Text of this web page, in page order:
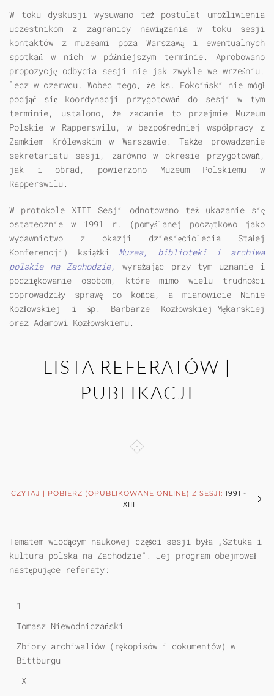
W toku dyskusji wysuwano też postulat umożliwienia
uczestnikom z zagranicy nawiązania w toku sesji
kontaktów z muzeami poza Warszawą i ewentualnych
spotkań w nich w późniejszym terminie. Aprobowano
propozycję odbycia sesji nie jak zwykle we wrześniu,
lecz w czerwcu. Wobec tego, że ks. Fokciński nie mógł
podjąć się koordynacji przygotowań do sesji w tym
terminie, ustalono, że zadanie to przejmie Muzeum
Polskie w Rapperswilu, w bezpośredniej współpracy z
Zamkiem Królewskim w Warszawie. Także prowadzenie
sekretariatu sesji, zarówno w okresie przygotowań,
jak i obrad, powierzono Muzeum Polskiemu w
Rapperswilu.
W protokole XIII Sesji odnotowano też ukazanie się
ostatecznie w 1991 r. (pomyślanej początkowo jako
wydawnictwo z okazji dziesięciolecia Stałej
Konferencji) książki Muzea, biblioteki i archiwa
polskie na Zachodzie,wyrażając przy tym uznanie i
podziękowanie osobom, które mimo wielu trudności
doprowadziły sprawę do końca, a mianowicie Ninie
Kozłowskiej i śp. Barbarze Kozłowskiej-Mękarskiej
oraz Adamowi Kozłowskiemu.
LISTA REFERATÓW |
PUBLIKACJI
CZYTAJ | POBIERZ (OPUBLIKOWANE ONLINE) Z SESJI: 1991 -
XIII
Tematem wiodącym naukowej części sesji była „Sztuka i
kultura polska na Zachodzie". Jej program obejmował
następujące referaty:
1
Tomasz Niewodniczański
Zbiory archiwaliów (rękopisów i dokumentów) w
Bittburgu
X